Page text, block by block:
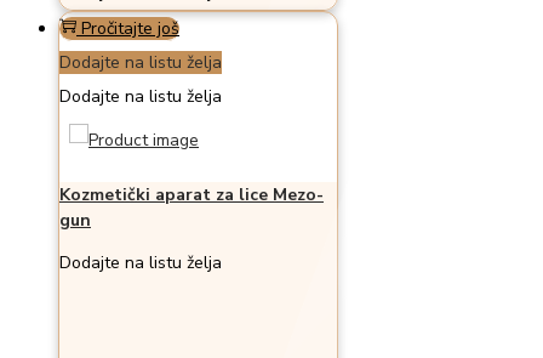
Pročitajte još
Dodajte na listu želja
Dodajte na listu želja
Kozmetički aparat za lice Mezo-
gun
Dodajte na listu želja